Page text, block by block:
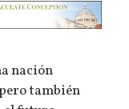
nación
también